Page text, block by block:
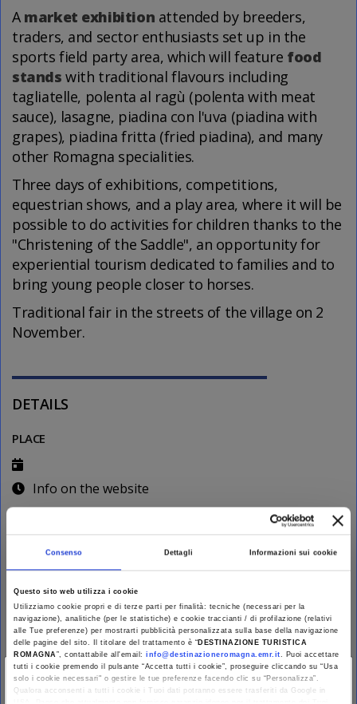
Consenso Dettagli Informazioni sui cookie
Questo sito web utilizza i cookie
Utilizziamo cookie propri e di terze parti per finalità: tecniche (necessari per la
navigazione), analitiche (per le statistiche) e cookie traccianti / di profilazione (relativi
alle Tue preferenze) per mostrarti pubblicità personalizzata sulla base della navigazione
delle pagine del sito. Il titolare del trattamento è “ DESTINAZIONE TURISTICA
ROMAGNA”, contattabile all'email:info@destinazioneromagna.emr.it. Puoi accettare
tutti i cookie premendo il pulsante “Accetta tutti i cookie”, proseguire cliccando su “Usa
solo i cookie necessari" o gestire le tue preferenze facendo clic su “Personalizza”.
Qualora acconsenti a tutti i cookie i Tuoi dati potranno essere trasferiti da Google in
A market exhibition attended by breeders,
traders, and sector enthusiasts set up in the
sports field party area, which will feature food
stands with traditional flavours including
tagliatelle, polenta al ragù (polenta with meat
sauce), lasagne, piadina con l'uva (piadina with
grapes), piadina fritta (fried piadina), and many
other Romagna specialities.
Three days of exhibitions, competitions,
equestrian shows, and a play area, where it will be
possible to do activities for children thanks to the
"Christening of the Saddle", an opportunity for
experiential tourism dedicated to families and to
bring young people closer to horses.
Traditional fair in the streets of the village on 2
November.
DETAILS
PLACE
Info on the website
CONTACTS
official
INFORMATION OFFICES
UIT Galeata/Pianetto ×